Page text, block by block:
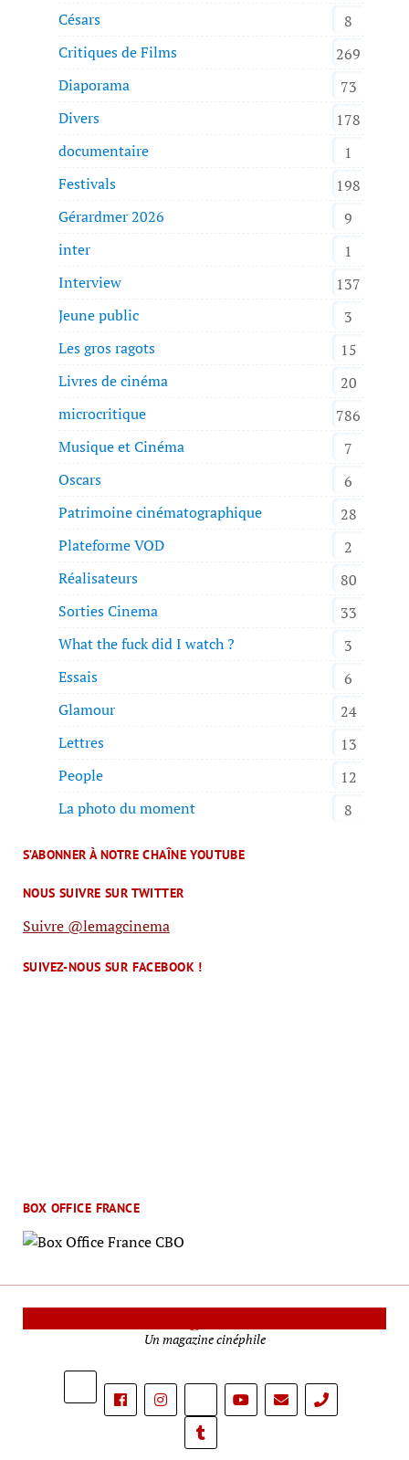
Césars
8
Critiques de Films
269
Diaporama
73
Divers
178
documentaire
1
Festivals
198
Gérardmer 2026
9
inter
1
Interview
137
Jeune public
3
Les gros ragots
15
Livres de cinéma
20
microcritique
786
Musique et Cinéma
7
Oscars
6
Patrimoine cinématographique
28
Plateforme VOD
2
Réalisateurs
80
Sorties Cinema
33
What the fuck did I watch ?
3
Essais
6
Glamour
24
Lettres
13
People
12
La photo du moment
8
S’ABONNER À NOTRE CHAÎNE YOUTUBE
NOUS SUIVRE SUR TWITTER
Suivre @lemagcinema
SUIVEZ-NOUS SUR FACEBOOK !
BOX OFFICE FRANCE
Un magazine cinéphile
phone